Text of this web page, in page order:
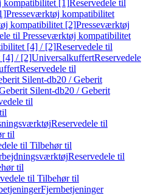
kompatibilitet [1]Reservedele til
Presseværktøj kompatibilitet
kompatibilitet [2]Presseværktøj
til Presseværktøj kompatibilitet
[4] / [2]Reservedele til
[4] / [2]UniversalkuffertReservedele
Reservedele til
Silent-db20 / Geberit
Silent-db20 / Geberit
til
Reservedele til
til
til Tilbehør til
Reservedele til
til
til Tilbehør til
Fjernbetjeninger